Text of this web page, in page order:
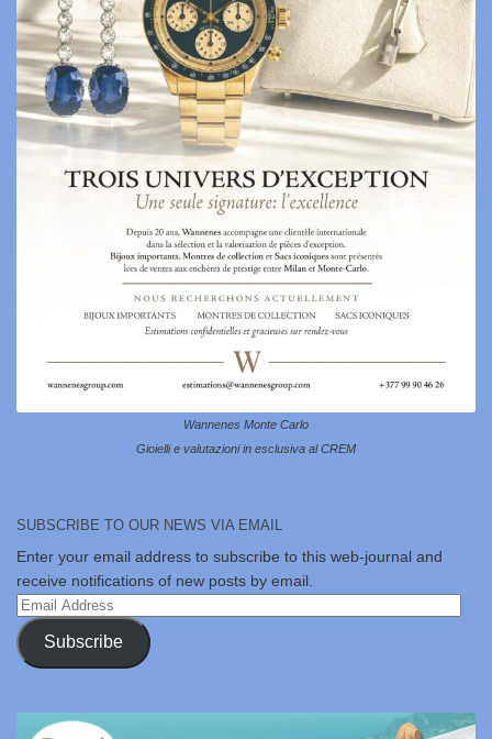
Wannenes Monte Carlo
Gioielli e valutazioni in esclusiva al CREM
SUBSCRIBE TO OUR NEWS VIA EMAIL
Enter your email address to subscribe to this web-journal and
receive notifications of new posts by email.
Email
Address
Subscribe